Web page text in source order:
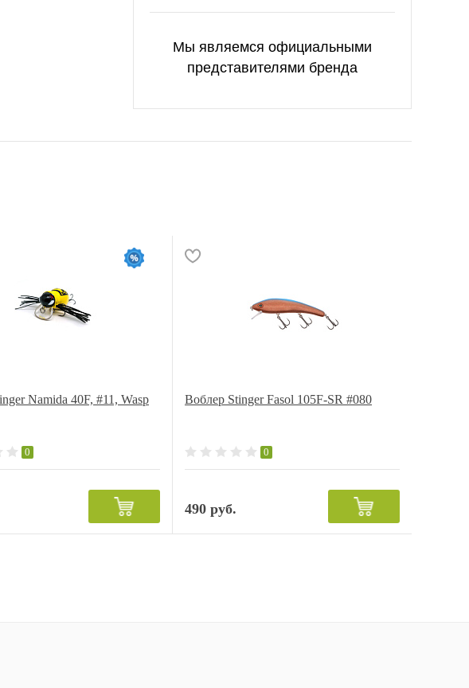
Мы являемся официальными
представителями бренда
Namida 40F, #11, Wasp
0
Воблер Stinger Fasol 105F-SR #080
0
490 руб.